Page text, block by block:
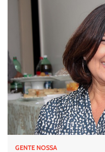
GENTE NOSSA